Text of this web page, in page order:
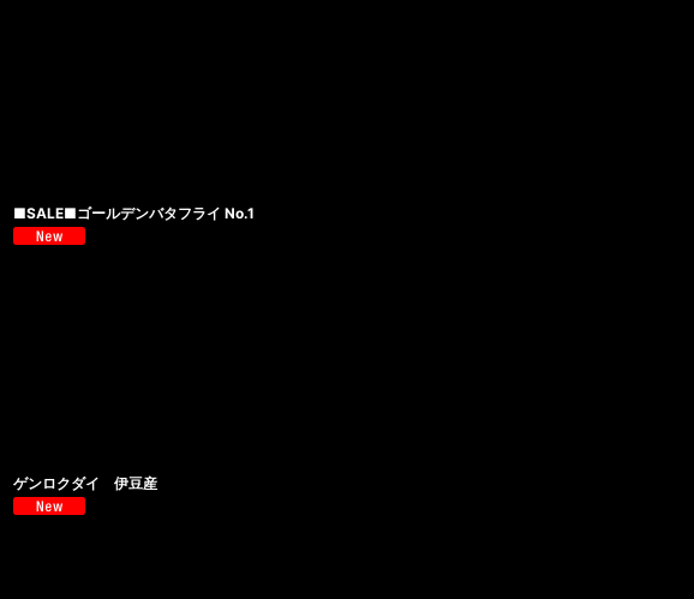
■SALE■ゴールデンバタフライ No.1
ゲンロクダイ 伊豆産